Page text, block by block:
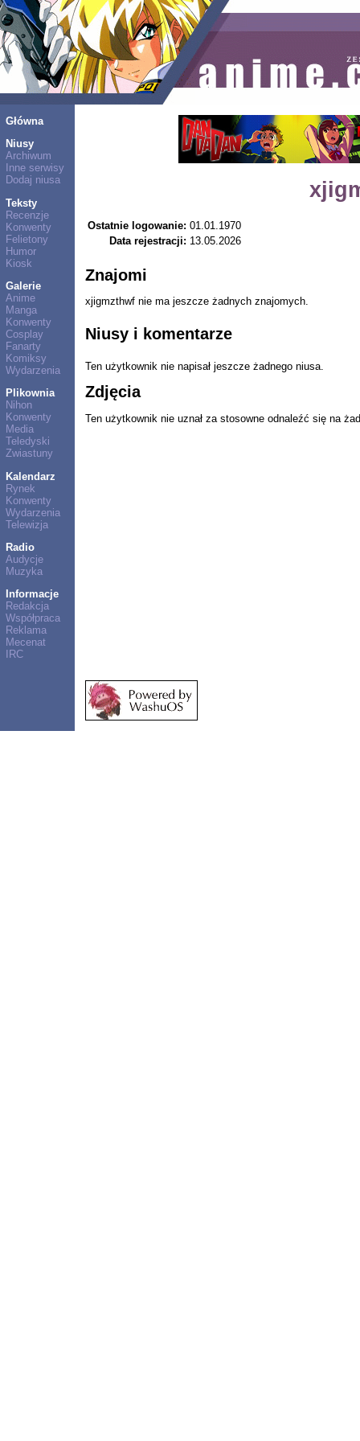
Główna
Niusy
Archiwum
Inne serwisy
Dodaj niusa
Teksty
Recenzje
Konwenty
Felietony
Humor
Kiosk
Galerie
Anime
Manga
Konwenty
Cosplay
Fanarty
Komiksy
Wydarzenia
Plikownia
Nihon
Konwenty
Media
Teledyski
Zwiastuny
Kalendarz
Rynek
Konwenty
Wydarzenia
Telewizja
Radio
Audycje
Muzyka
Informacje
Redakcja
Współpraca
Reklama
Mecenat
IRC
Ostatnie logowanie: 01.01.1970
Data rejestracji: 13.05.2026
Znajomi
xjigmzthwf nie ma jeszcze żadnych znajomych.
Niusy i komentarze
Ten użytkownik nie napisał jeszcze żadnego niusa.
Zdjęcia
Ten użytkownik nie uznał za stosowne odnaleźć się na